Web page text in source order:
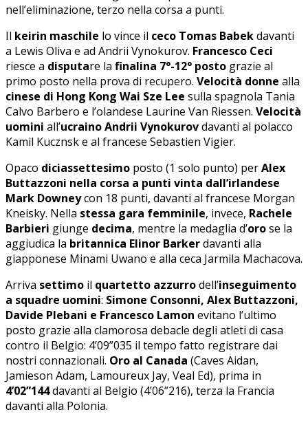
nell’eliminazione, terzo nella corsa a punti.
Il keirin maschile lo vince il ceco Tomas Babekdavanti
a Lewis Oliva e ad Andrii Vynokurov. Francesco Ceci
riesce a disputare la finalina 7°-12° posto grazie al
primo posto nella prova di recupero. Velocità donne alla
cinese di Hong Kong Wai Sze Lee sulla spagnola Tania
Calvo Barbero e l’olandese Laurine Van Riessen. Velocità
uomini all’ucraino Andrii Vynokurovdavanti al polacco
Kamil Kucznsk e al francese Sebastien Vigier.
Opaco diciassettesimo posto (1 solo punto) perAlex
Buttazzoni nella corsa a punti vinta dall’irlandese
Mark Downeycon 18 punti, davanti al francese Morgan
Kneisky. Nella stessa gara femminile, invece, Rachele
Barbieri giunge decima, mentre la medaglia d’orose la
aggiudica la britannica Elinor Barkerdavanti alla
giapponese Minami Uwano e alla ceca Jarmila Machacova.
Arriva settimo il quartetto azzurrodell’inseguimento
a squadre uomini: Simone Consonni, Alex Buttazzoni,
Davide Plebani e Francesco Lamon evitano l’ultimo
posto grazie alla clamorosa debacle degli atleti di casa
contro il Belgio: 4’09”035 il tempo fatto registrare dai
nostri connazionali. Oro al Canada (Caves Aidan,
Jamieson Adam, Lamoureux Jay, Veal Ed), prima in
4’02”144davanti al Belgio (4’06”216), terza la Francia
davanti alla Polonia.